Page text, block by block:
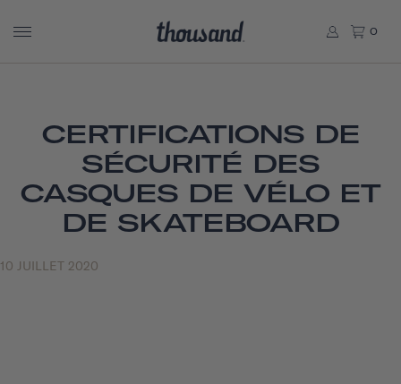
0
CERTIFICATIONS DE
SÉCURITÉ DES
CASQUES DE VÉLO ET
DE SKATEBOARD
10 JUILLET 2020